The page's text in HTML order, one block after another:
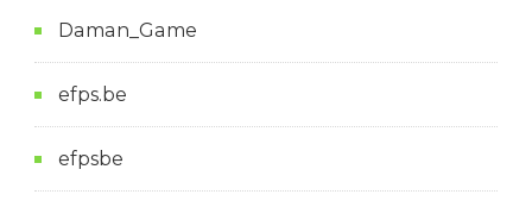
Daman_Game
efps.be
efpsbe